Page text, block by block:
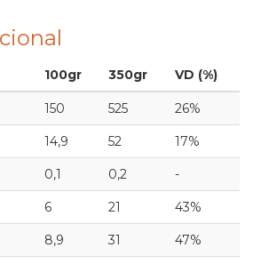
100gr 350gr VD (%)
150 525 26%
14,9 52 17%
0,1 0,2 -
6 21 43%
8,9 31 47%